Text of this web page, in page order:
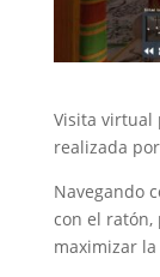
Visita virtual
realizada
Navegando
con el ratón,
maximizar